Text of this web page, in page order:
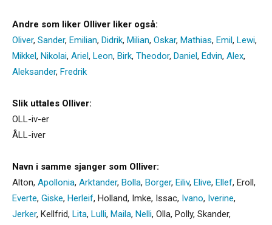
Andre som liker Olliver liker også:
Oliver, Sander, Emilian, Didrik, Milian, Oskar, Mathias, Emil, Lewi,
Mikkel, Nikolai, Ariel, Leon, Birk, Theodor, Daniel, Edvin, Alex,
Aleksander, Fredrik
Slik uttales Olliver:
OLL-iv-er
ÅLL-iver
Navn i samme sjanger som Olliver:
Alton, Apollonia, Arktander, Bolla, Borger, Eiliv, Elive, Ellef, Eroll,
Everte, Giske, Herleif, Holland, Imke, Issac, Ivano, Iverine,
Jerker, Kellfrid, Lita, Lulli, Maila, Nelli, Olla, Polly, Skander,